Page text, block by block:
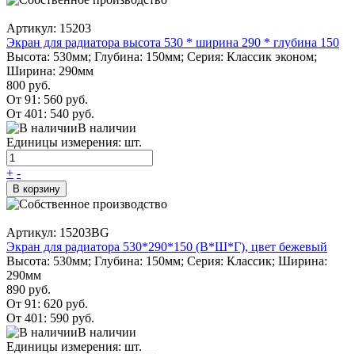
Артикул: 15203
Экран для радиатора высота 530 * ширина 290 * глубина 150
Высота: 530мм; Глубина: 150мм; Серия: Классик эконом;
Ширина: 290мм
800 руб.
От 91: 560 руб.
От 401: 540 руб.
В наличии
Единицы измерения: шт.
+ -
В корзину
Артикул: 15203BG
Экран для радиатора 530*290*150 (В*Ш*Г), цвет бежевый
Высота: 530мм; Глубина: 150мм; Серия: Классик; Ширина:
290мм
890 руб.
От 91: 620 руб.
От 401: 590 руб.
В наличии
Единицы измерения: шт.